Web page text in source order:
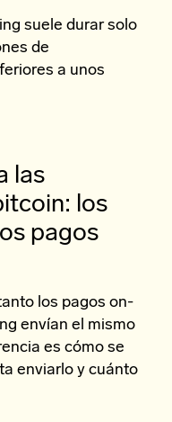
suele durar solo
de
a unos
las
los
pagos
los pagos on-
envían el mismo
es cómo se
enviarlo y cuánto